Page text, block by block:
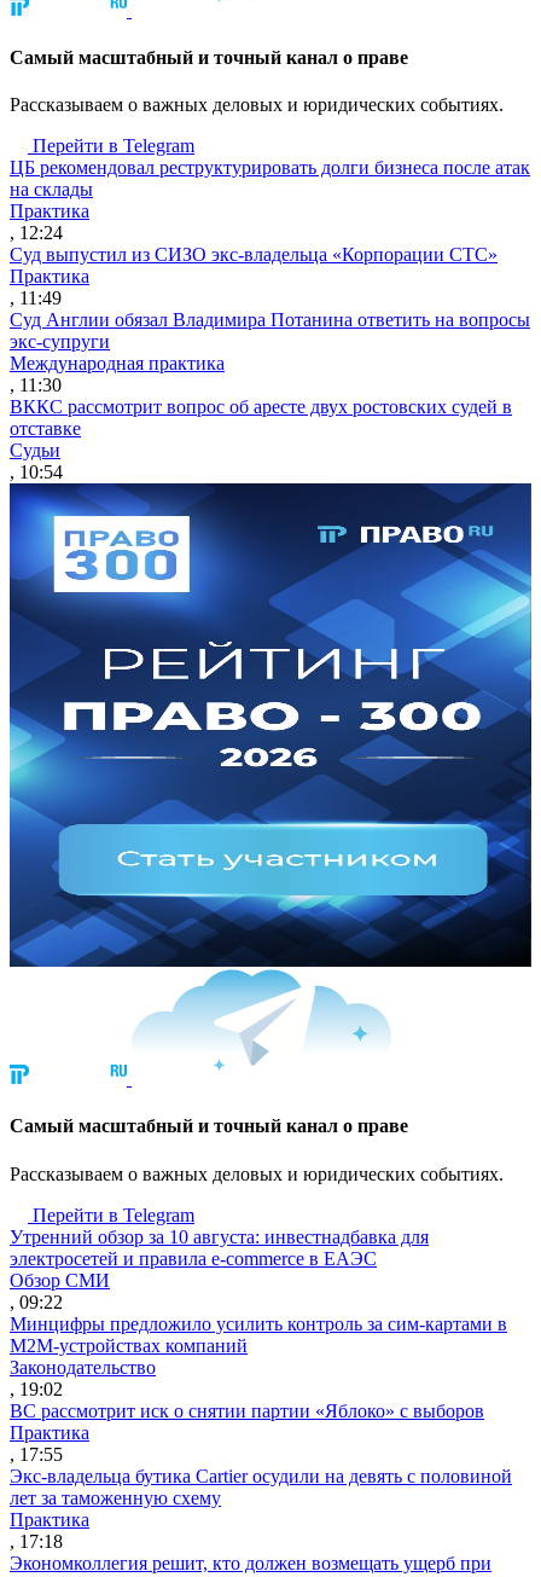
Cамый масштабный и точный канал о праве
Рассказываем о важных деловых и юридических событиях.
Перейти в Telegram
ЦБ рекомендовал реструктурировать долги бизнеса после атак
на склады
Практика
, 12:24
Суд выпустил из СИЗО экс-владельца «Корпорации СТС»
Практика
, 11:49
Суд Англии обязал Владимира Потанина ответить на вопросы
экс-супруги
Международная практика
, 11:30
ВККС рассмотрит вопрос об аресте двух ростовских судей в
отставке
Судьи
, 10:54
Cамый масштабный и точный канал о праве
Рассказываем о важных деловых и юридических событиях.
Перейти в Telegram
Утренний обзор за 10 августа: инвестнадбавка для
электросетей и правила e-commerce в ЕАЭС
Обзор СМИ
, 09:22
Минцифры предложило усилить контроль за сим-картами в
M2M-устройствах компаний
Законодательство
, 19:02
ВС рассмотрит иск о снятии партии «Яблоко» с выборов
Практика
, 17:55
Экс-владельца бутика Cartier осудили на девять с половиной
лет за таможенную схему
Практика
, 17:18
Экономколлегия решит, кто должен возмещать ущерб при